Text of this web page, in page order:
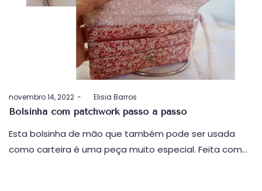
Postado
em
novembro 14, 2022 byElisia Barros
Bolsinha com patchwork passo a passo
Esta bolsinha de mão que também pode ser usada
como carteira é uma peça muito especial. Feita com…